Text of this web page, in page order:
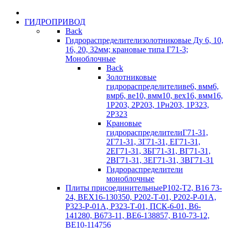
ГИДРОПРИВОД
Back
Гидрораспределителизолотниковые Ду 6, 10,
16, 20, 32мм; крановые типа Г71-3;
Моноблочные
Back
Золотниковые
гидрораспределителиве6, вмм6,
вмр6, ве10, вмм10, вех16, вмм16,
1Р203, 2Р203, 1Рн203, 1Р323,
2Р323
Крановые
гидрораспределителиГ71-31,
2Г71-31, 3Г71-31, ЕГ71-31,
2ЕГ71-31, ЗБГ71-З1, ВГ71-31,
2ВГ71-31, 3EГ71-31, 3BГ71-31
Гидрораспределители
моноблочные
Плиты присоединительныеР102-Т2, В16 73-
24, ВЕХ16-130350, Р202-Т-01, Р202-Р-01А,
Р323-Р-01А, Р323-Т-01, ПСК-6-01, В6-
141280, В673-11, ВЕ6-138857, В10-73-12,
ВЕ10-114756